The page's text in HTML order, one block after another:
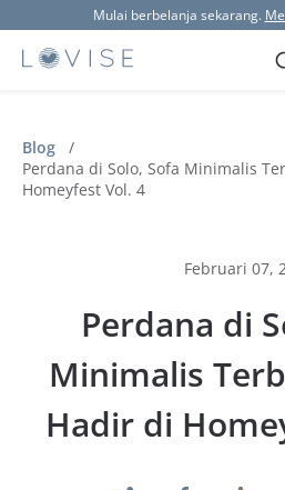
Mulai berbelanja sekarang.
Blog
/
Perdana di Solo, Sofa Minimalis
Homeyfest Vol. 4
Februari 07,
Perdana di
Minimalis
Hadir di